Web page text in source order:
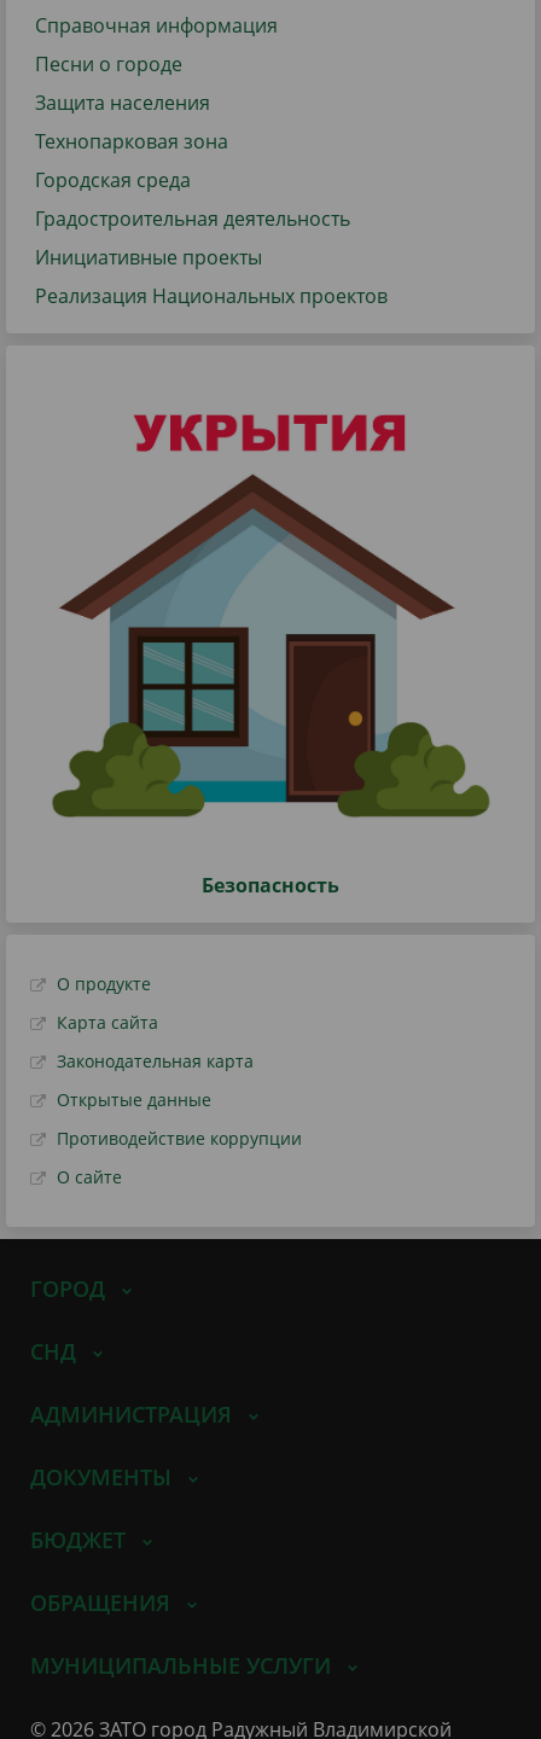
Справочная информация
Песни о городе
Защита населения
Технопарковая зона
Городская среда
Градостроительная деятельность
Инициативные проекты
Реализация Национальных проектов
Безопасность
О продукте
Карта сайта
Законодательная карта
Открытые данные
Противодействие коррупции
О сайте
ГОРОД
СНД
АДМИНИСТРАЦИЯ
ДОКУМЕНТЫ
БЮДЖЕТ
ОБРАЩЕНИЯ
МУНИЦИПАЛЬНЫЕ УСЛУГИ
© 2026 ЗАТО город Радужный Владимирской